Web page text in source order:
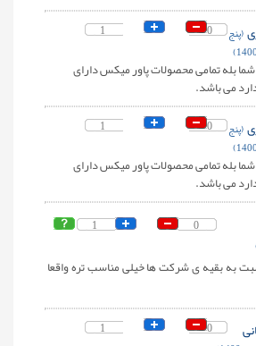
1 0
(پنج
بله تمامی محصولات پاور میکس دارای
می باشد.
1 0
(پنج
بله تمامی محصولات پاور میکس دارای
می باشد.
1 0
به بقیه ی شرکت ها خیلی مناسب تره واقعا
1 0